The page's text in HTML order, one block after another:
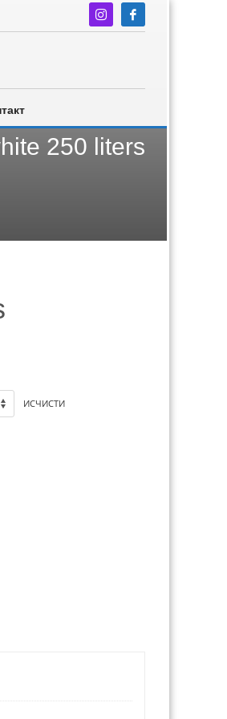
250 liters
ИСЧИСТИ